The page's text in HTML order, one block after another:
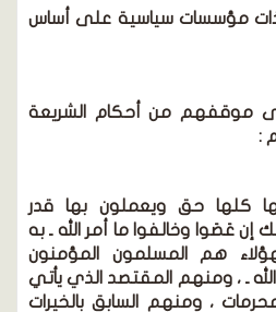
ذات مؤسسات سياسية على أساس
موقفهم من أحكام الشريعة
:
كلها حق ويعملون بها قدر
عَصَوا وخالفوا ما أمر الله ـ به
هم المسلمون المؤمنون
ـ ، ومنهم المقتصد الذي يأتي
، ومنهم السابق بالخيرات